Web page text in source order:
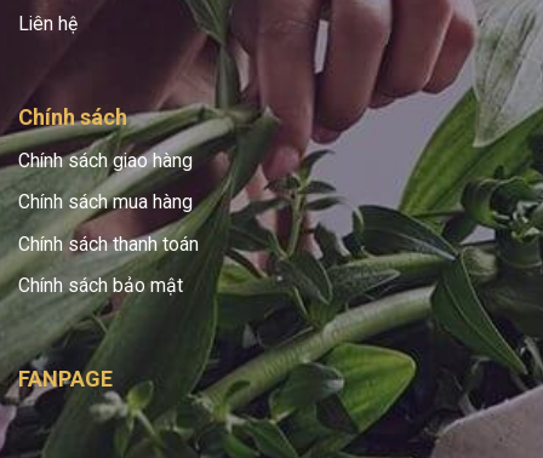
Liên hệ
Chính sách
Chính sách giao hàng
Chính sách mua hàng
Chính sách thanh toán
Chính sách bảo mật
FANPAGE